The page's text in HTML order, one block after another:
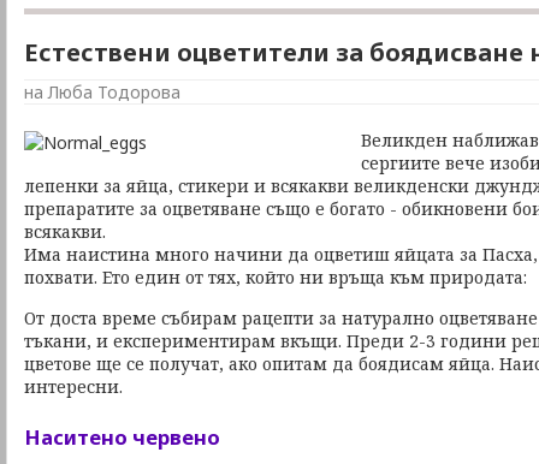
Естествени оцветители за боядисване
на Люба Тодорова
Великден
сергиите вече
лепенки за яйца, стикери и всякакви великденски
препаратите за оцветяване също е богато - обикновени
всякакви.
Има наистина много начини да оцветиш яйцата за
похвати. Ето един от тях, който ни връща към природата:
От доста време събирам рацепти за натурално
тъкани, и експериментирам вкъщи. Преди 2-3 години
цветове ще се получат, ако опитам да боядисам яйца.
интересни.
Наситено червено